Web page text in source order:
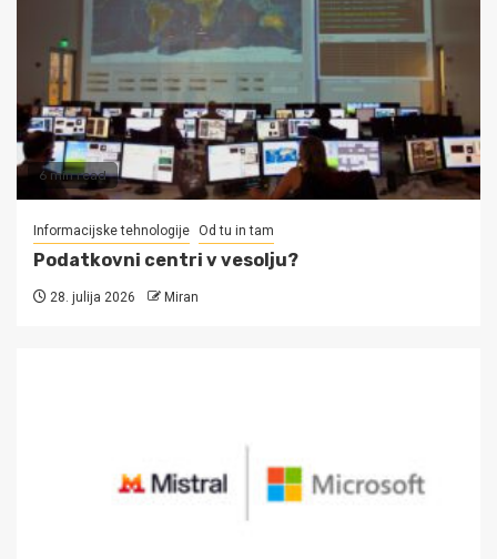
6 min read
Informacijske tehnologije Od tu in tam
Podatkovni centri v vesolju?
28. julija 2026 Miran